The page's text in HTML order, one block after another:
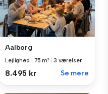
Aalborg
Lejlighed 75 m² 3 værelser
8.495 kr Se mere